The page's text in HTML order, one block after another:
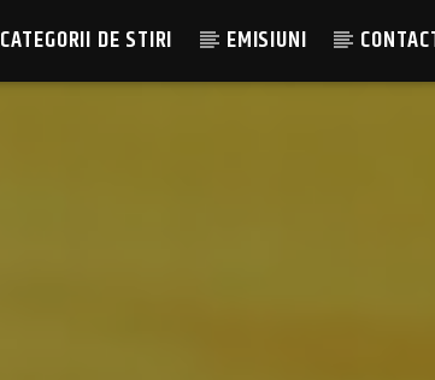
CATEGORII DE STIRI EMISIUNI